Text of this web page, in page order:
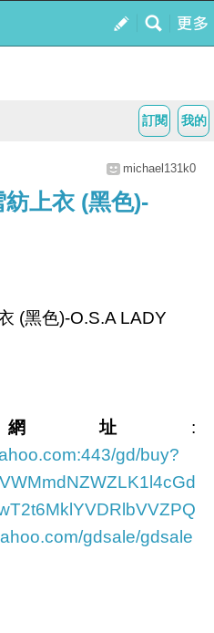
我的
訂閱
michael131k0
上衣 (黑色)-
(黑色)-O.S.A LADY
址 :
gd/buy?
gdsale/gdsale